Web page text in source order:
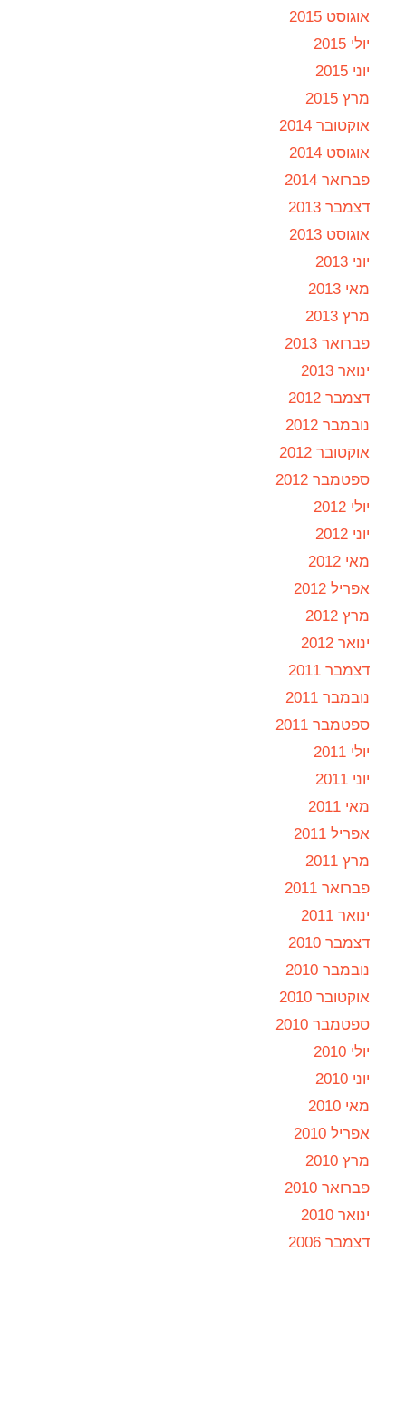
אוגוסט 2015
יולי 2015
יוני 2015
מרץ 2015
אוקטובר 2014
אוגוסט 2014
פברואר 2014
דצמבר 2013
אוגוסט 2013
יוני 2013
מאי 2013
מרץ 2013
פברואר 2013
ינואר 2013
דצמבר 2012
נובמבר 2012
אוקטובר 2012
ספטמבר 2012
יולי 2012
יוני 2012
מאי 2012
אפריל 2012
מרץ 2012
ינואר 2012
דצמבר 2011
נובמבר 2011
ספטמבר 2011
יולי 2011
יוני 2011
מאי 2011
אפריל 2011
מרץ 2011
פברואר 2011
ינואר 2011
דצמבר 2010
נובמבר 2010
אוקטובר 2010
ספטמבר 2010
יולי 2010
יוני 2010
מאי 2010
אפריל 2010
מרץ 2010
פברואר 2010
ינואר 2010
דצמבר 2006